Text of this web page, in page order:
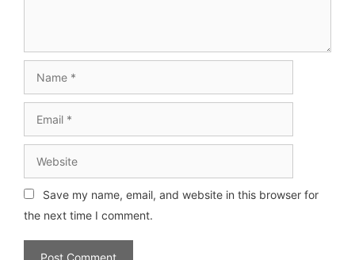
Save my name, email, and website in this browser for
the next time I comment.